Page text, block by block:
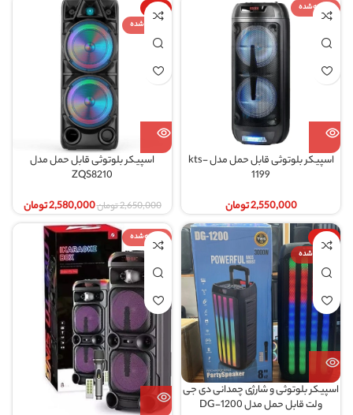
فروخته شده
اسپیکر بلوتوثی قابل حمل مدل kts-
1199
2,550,000تومان
-3%
فروخته شده
اسپیکر بلوتوثی قابل حمل مدل
ZQS8210
2,650,000تومان2,580,000تومان
-17%
فروخته شده
اسپیکر بلوتوثی و شارژی چمدانی دی جی
ولت قابل حمل مدل DG-1200
فروخته شده